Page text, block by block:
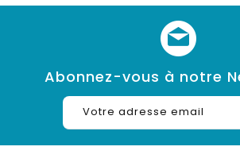
Abonnez-vous à notre